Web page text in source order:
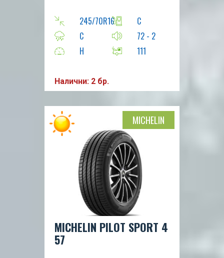
245/70R16
C
C
72 - 2
H
111
Налични: 2 бр.
MICHELIN PILOT SPORT 4
57
MICHELIN